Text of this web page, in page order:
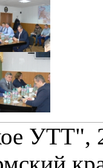
УТТ",